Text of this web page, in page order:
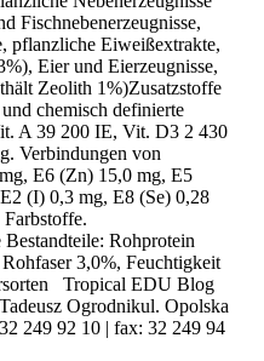
Fischnebenerzeugnisse,
pflanzliche Eiweißextrakte,
Eier und Eierzeugnisse,
Zeolith 1%)Zusatzstoffe
chemisch definierte
A 39 200 IE, Vit. D3 2 430
Verbindungen von
E6 (Zn) 15,0 mg, E5
(I) 0,3 mg, E8 (Se) 0,28
Rohprotein
3,0%, Feuchtigkeit
Tropical EDU Blog
Ogrodnikul. Opolska
249 92 10 | fax: 32 249 94